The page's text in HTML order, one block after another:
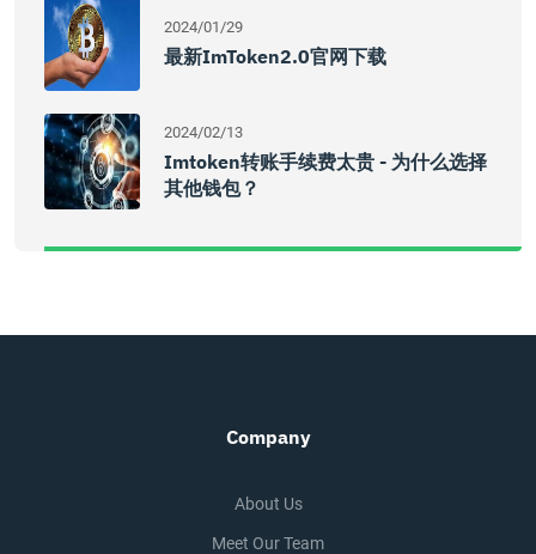
2024/01/29
最新imToken2.0官网下载
2024/02/13
Imtoken转账手续费太贵 - 为什么选择
其他钱包？
Company
About Us
Meet Our Team